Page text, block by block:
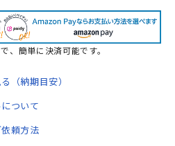
、簡単に決済可能です。
（納期目安）
ついて
頼方法